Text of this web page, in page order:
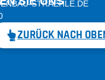
STRAEHLE.DE
ZURÜCK NACH